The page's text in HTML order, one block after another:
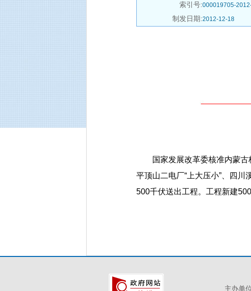
索引号:000019705-
制发日期:2012-12-18
国家发展改革委核准内蒙古杭
平顶山二电厂“上大压小”、四
500千伏送出工程。工程新建